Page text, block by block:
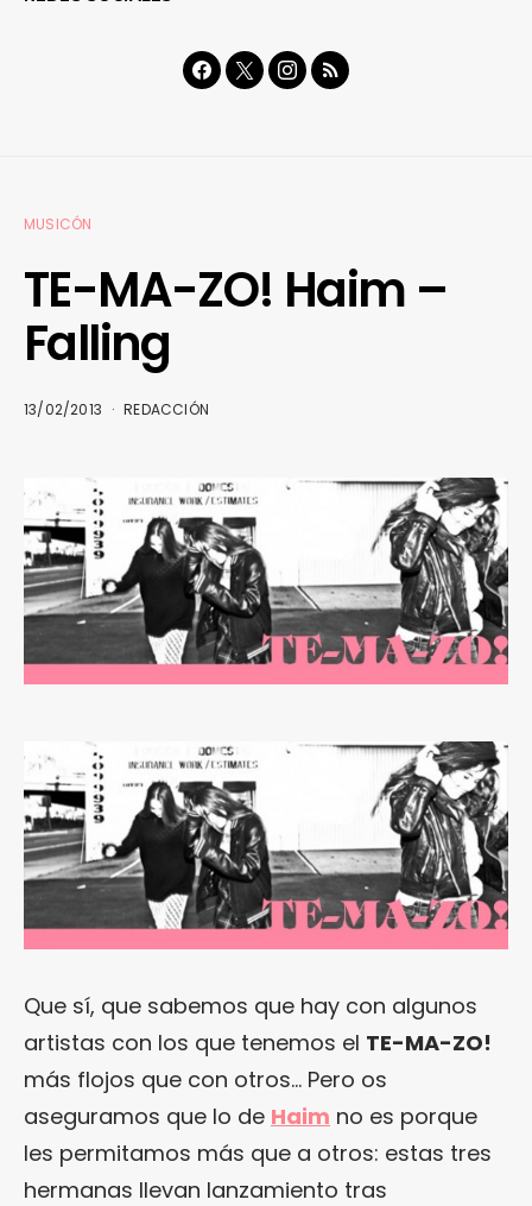
MUSICÓN
TE-MA-ZO! Haim –
Falling
13/02/2013 REDACCIÓN
Que sí, que sabemos que hay con algunos
artistas con los que tenemos el TE-MA-ZO!
más flojos que con otros… Pero os
aseguramos que lo de Haim no es porque
les permitamos más que a otros: estas tres
hermanas llevan lanzamiento tras